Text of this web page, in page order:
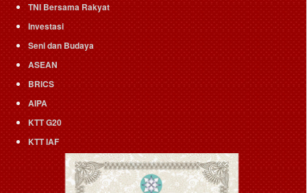
TNI Bersama Rakyat
Investasi
Seni dan Budaya
ASEAN
BRICS
AIPA
KTT G20
KTT IAF